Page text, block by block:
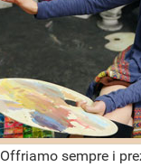
Offriamo sempre i